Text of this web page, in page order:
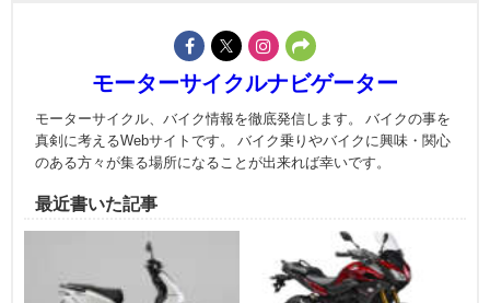
モーターサイクルナビゲーター
モーターサイクル、バイク情報を徹底発信します。 バイクの事を
真剣に考えるWebサイトです。 バイク乗りやバイクに興味・関心
のある方々が集る場所になることが出来れば幸いです。
最近書いた記事